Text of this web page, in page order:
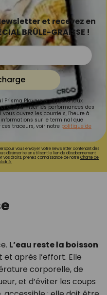
et recevez en
BRÛLE-GRAISSE !
Prisma Players analyse le taux
et optimiser les performances des
ouvrez les courriels, l'heure à
sur le terminal que
traceurs, voir notre politique de
vous envoyer votre newsletter contenant des
désinscrire en utilisant le lien de désabonnement
vos droits, prenez connaissance de notreCharte de
L’eau reste la boisson
et après l’effort. Elle
corporelle, de
et d’éviter les coups